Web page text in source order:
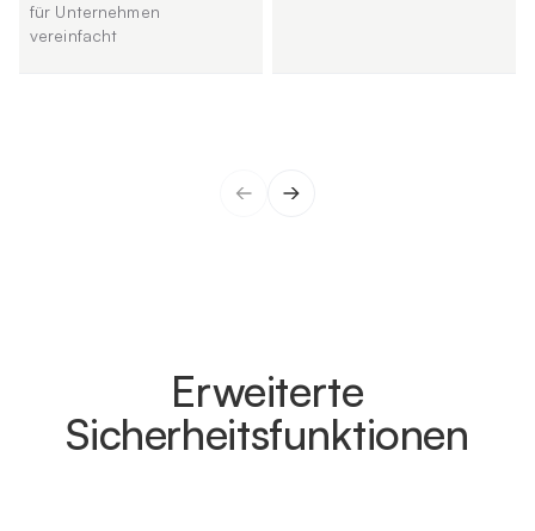
für Unternehmen
vereinfacht
Erweiterte
Sicherheitsfunktionen